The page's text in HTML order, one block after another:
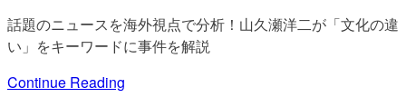
話題のニュースを海外視点で分析！山久瀬洋二が「文化の違
い」をキーワードに事件を解説
Continue Reading